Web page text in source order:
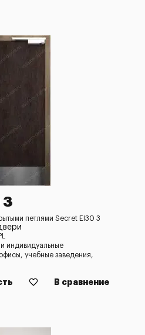
3
петлями Secret EI30 3
индивидуальные
учебные заведения,
В сравнение